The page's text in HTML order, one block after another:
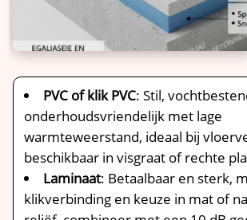
PVC of klik PVC: Stil,
onderhoudsvriendelijk met lage
warmteweerstand, ideaal bij
beschikbaar in visgraat of rechte
Laminaat: Betaalbaar en sterk,
klikverbinding en keuze in mat of